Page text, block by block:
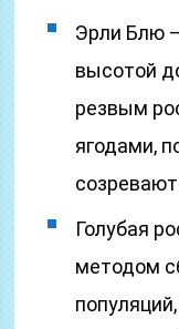
Эрли Блю
высотой
резвым
ягодами,
Голубая
методом